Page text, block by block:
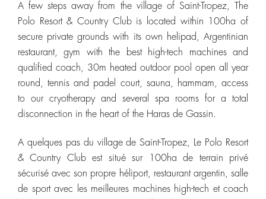
A few steps away from the village of Saint-Tropez, The
Polo Resort & Country Club is located within 100ha of
secure private grounds with its own helipad, Argentinian
restaurant, gym with the best high-tech machines and
qualified coach, 30m heated outdoor pool open all year
round, tennis and padel court, sauna, hammam, access
to our cryotherapy and several spa rooms for a total
disconnection in the heart of the Haras de Gassin.
A quelques pas du village de Saint-Tropez, Le Polo Resort
& Country Club est situé sur 100ha de terrain privé
sécurisé avec son propre héliport, restaurant argentin, salle
de sport avec les meilleures machines high-tech et coach